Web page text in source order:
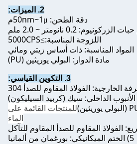
2. الميزات:
دقة الطحن: 50nm~1 μ
م
0.2 نانومتر ~ 2.0 ملم
اللزوجة المناسبة:≥
5000CPS
المواد المناسبة: ذات أساس زيتي ومائي
مادة الدوار: البولي يوريثين (PU)
3. التكوين القياسي:
للمنتجات القائمة على
الماء
5) الختم الميكانيكي: بورغمان من ألمانيا